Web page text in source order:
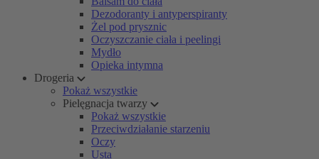
Dezodoranty i antyperspiranty
Żel pod prysznic
Oczyszczanie ciała i peelingi
Mydło
Opieka intymna
Drogeria
Pokaż wszystkie
Pielęgnacja twarzy
Pokaż wszystkie
Przeciwdziałanie starzeniu
Oczy
Usta